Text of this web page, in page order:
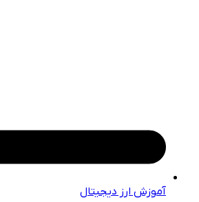
آموزش ارز دیجیتال